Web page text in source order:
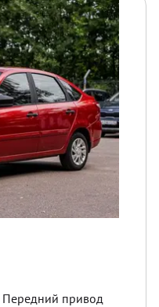
Передний привод